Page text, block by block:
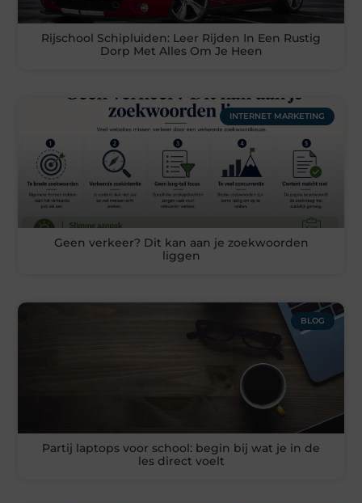
Rijschool Schipluiden: Leer Rijden In Een Rustig
Dorp Met Alles Om Je Heen
INTERNET MARKETING
Geen verkeer? Dit kan aan je zoekwoorden
liggen
BLOG
Partij laptops voor school: begin bij wat je in de
les direct voelt